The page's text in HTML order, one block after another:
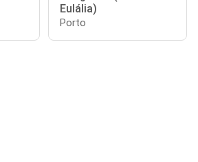
Eulália)
Porto